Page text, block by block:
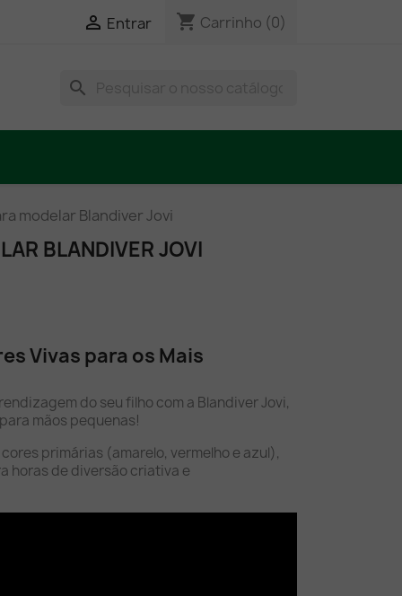
 Entrar shopping_cart Carrinho (0)
search
modelar Blandiver Jovi
BLANDIVER JOVI
Vivas para os Mais
do seu filho com a Blandiver Jovi,
mãos pequenas!
primárias (amarelo, vermelho e azul),
horas de diversão criativa e